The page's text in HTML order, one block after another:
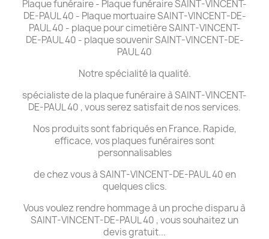
Plaque funéraire - Plaque funéraire SAINT-VINCENT-
DE-PAUL 40 - Plaque mortuaire SAINT-VINCENT-DE-
PAUL 40 - plaque pour cimetière SAINT-VINCENT-
DE-PAUL 40 - plaque souvenir SAINT-VINCENT-DE-
PAUL 40
Notre spécialité la qualité.
spécialiste de la plaque funéraire à SAINT-VINCENT-
DE-PAUL 40 , vous serez satisfait de nos services.
Nos produits sont fabriqués en France. Rapide,
efficace, vos plaques funéraires sont
personnalisables
de chez vous à SAINT-VINCENT-DE-PAUL 40 en
quelques clics.
Vous voulez rendre hommage à un proche disparu à
SAINT-VINCENT-DE-PAUL 40 , vous souhaitez un
devis gratuit...